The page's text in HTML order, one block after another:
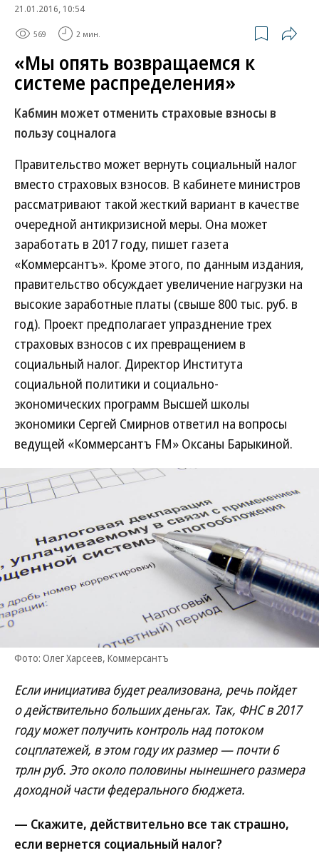
21.01.2016, 10:54
569 2 мин.
«Мы опять возвращаемся к
системе распределения»
Кабмин может отменить страховые взносы в
пользу соцналога
Правительство может вернуть социальный налог
вместо страховых взносов. В кабинете министров
рассматривают такой жесткий вариант в качестве
очередной антикризисной меры. Она может
заработать в 2017 году, пишет газета
«Коммерсантъ». Кроме этого, по данным издания,
правительство обсуждает увеличение нагрузки на
высокие заработные платы (свыше 800 тыс. руб. в
год). Проект предполагает упразднение трех
страховых взносов с их превращением в
социальный налог. Директор Института
социальной политики и социально-
экономических программ Высшей школы
экономики Сергей Смирнов ответил на вопросы
ведущей «Коммерсантъ FM» Оксаны Барыкиной.
Фото: Олег Харсеев, Коммерсантъ
Если инициатива будет реализована, речь пойдет
о действительно больших деньгах. Так, ФНС в 2017
году может получить контроль над потоком
соцплатежей, в этом году их размер — почти 6
трлн руб. Это около половины нынешнего размера
доходной части федерального бюджета.
— Скажите, действительно все так страшно,
если вернется социальный налог?